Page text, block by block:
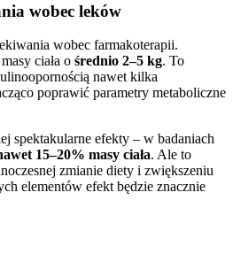
wobec leków
wobec farmakoterapii.
ciała o średnio 2–5 kg. To
nawet kilka
poprawić parametry metaboliczne
spektakularne efekty – w badaniach
15–20% masy ciała. Ale to
zmianie diety i zwiększeniu
elementów efekt będzie znacznie